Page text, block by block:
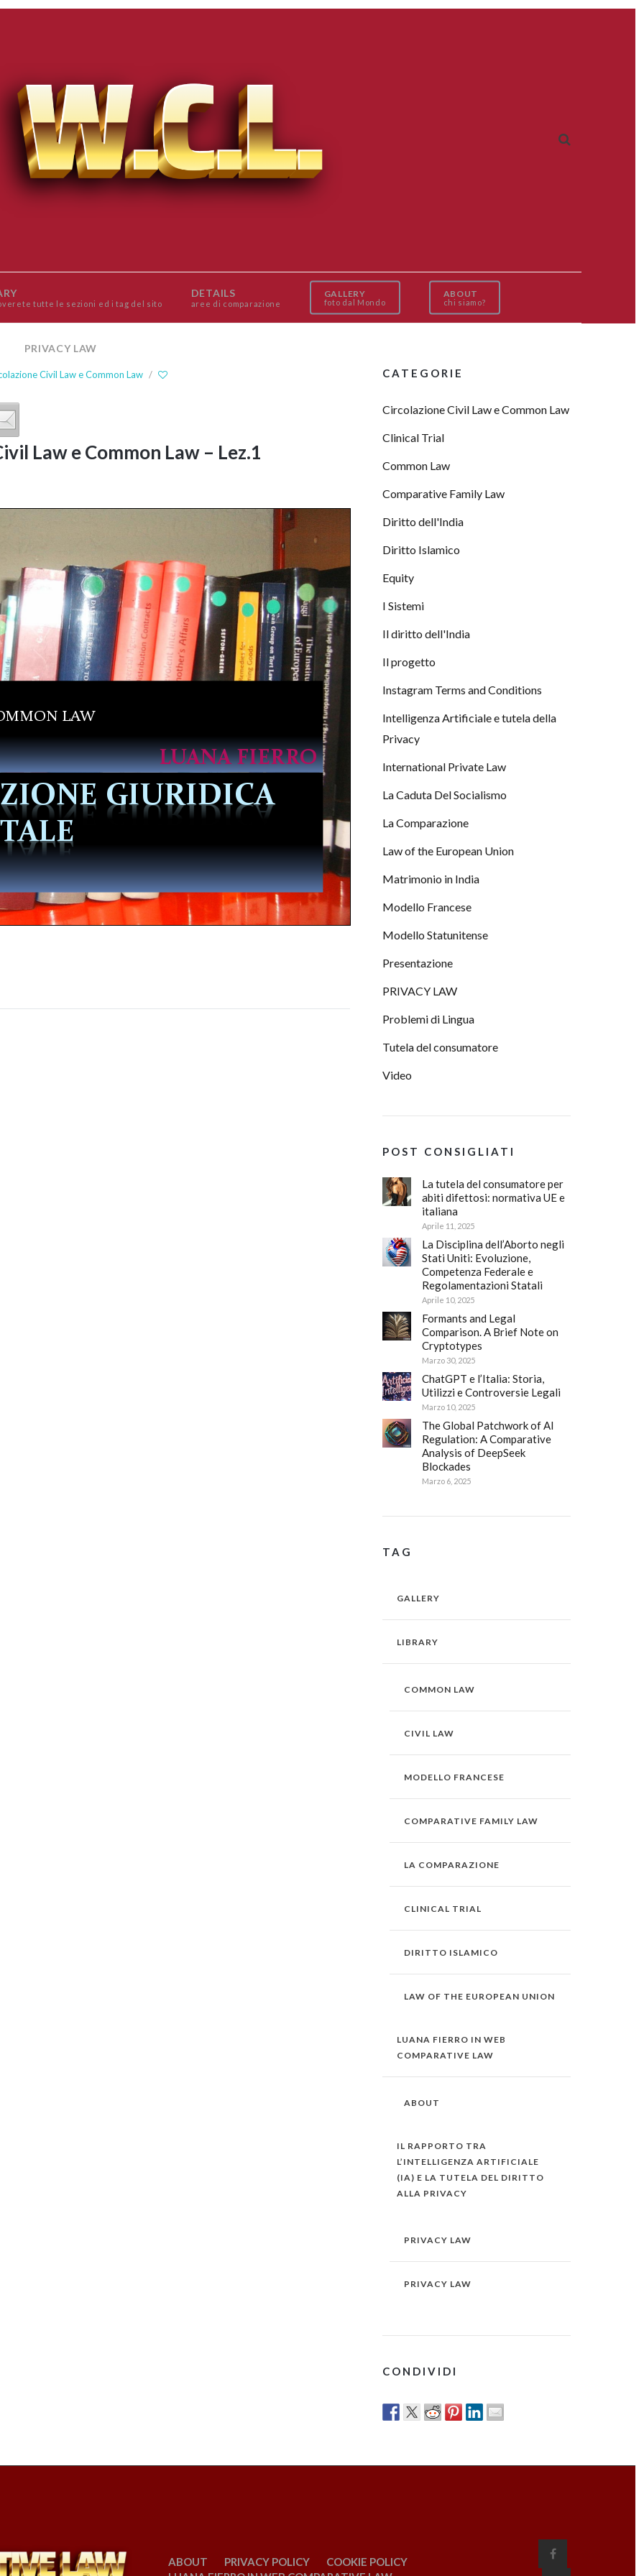
tutte le sezioni ed i tag del sito
DETAILS
aree di comparazione
Law
Union
GALLERY
foto dal Mondo
ABOUT
chi siamo?
PRIVACY LAW
Civil Law e Common Law /
Law e Common Law – Lez.1
CATEGORIE
Circolazione Civil Law e Common Law
Clinical Trial
Common Law
Comparative Family Law
Diritto dell'India
Diritto Islamico
Equity
I Sistemi
Il diritto dell'India
Il progetto
Instagram Terms and Conditions
Intelligenza Artificiale e tutela della
Privacy
International Private Law
La Caduta Del Socialismo
La Comparazione
Law of the European Union
Matrimonio in India
Modello Francese
Modello Statunitense
Presentazione
PRIVACY LAW
Problemi di Lingua
Tutela del consumatore
Video
POST CONSIGLIATI
La tutela del consumatore per
abiti difettosi: normativa UE e
italiana
Aprile 11, 2025
La Disciplina dell’Aborto negli
Stati Uniti: Evoluzione,
Competenza Federale e
Regolamentazioni Statali
Aprile 10, 2025
Formants and Legal
Comparison. A Brief Note on
Cryptotypes
Marzo 30, 2025
ChatGPT e l’Italia: Storia,
Utilizzi e Controversie Legali
Marzo 10, 2025
The Global Patchwork of AI
Regulation: A Comparative
Analysis of DeepSeek
Blockades
Marzo 6, 2025
TAG
GALLERY
LIBRARY
COMMON LAW
CIVIL LAW
MODELLO FRANCESE
COMPARATIVE FAMILY LAW
LA COMPARAZIONE
CLINICAL TRIAL
DIRITTO ISLAMICO
LAW OF THE EUROPEAN UNION
LUANA FIERRO IN WEB
COMPARATIVE LAW
ABOUT
IL RAPPORTO TRA
L’INTELLIGENZA ARTIFICIALE
(IA) E LA TUTELA DEL DIRITTO
ALLA PRIVACY
PRIVACY LAW
PRIVACY LAW
CONDIVIDI
ABOUT PRIVACY POLICY
COOKIE POLICY